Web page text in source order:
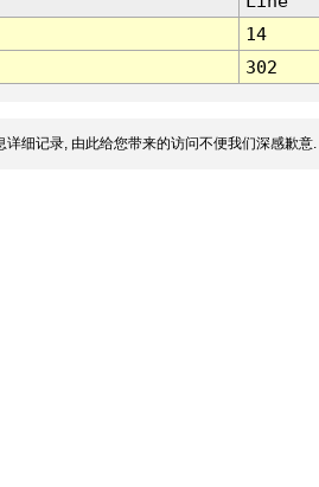
14
302
细记录, 由此给您带来的访问不便我们深感歉意.